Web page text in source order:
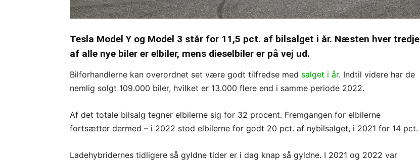
Tesla Model Y og Model 3 står for 11,5 pct. af bilsalget i år. Næsten hver tredje
af alle nye biler er elbiler, mens dieselbiler er på vej ud.
Bilforhandlerne kan overordnet set være godt tilfredse med salget i år. Indtil videre har de
nemlig solgt 109.000 biler, hvilket er 13.000 flere end i samme periode 2022.
Af det totale bilsalg tegner elbilerne sig for 32 procent. Fremgangen for elbilerne
fortsætter dermed – i 2022 stod elbilerne for godt 20 pct. af nybilsalget, i 2021 for 14 pct.
Ladehybridernes tidligere så gyldne tider er i dag knap så gyldne. I 2021 og 2022 var